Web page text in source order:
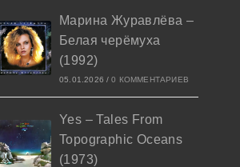
Марина Журавлёва –
Белая черёмуха
(1992)
05.01.2026 / 0 КОММЕНТАРИЕВ
Yes – Tales From
Topographic Oceans
(1973)